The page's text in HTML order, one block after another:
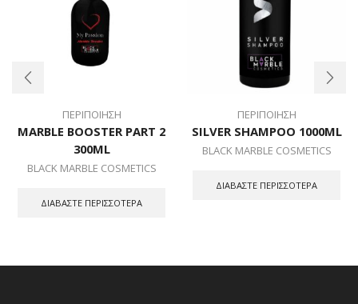
ΠΕΡΙΠΟΙΗΣΗ
MARBLE BOOSTER PART 2
300ML
BLACK MARBLE COSMETICS
ΔΙΑΒΆΣΤΕ ΠΕΡΙΣΣΌΤΕΡΑ
ΠΕΡΙΠΟΙΗΣΗ
SILVER SHAMPOO 1000ML
BLACK MARBLE COSMETICS
ΔΙΑΒΆΣΤΕ ΠΕΡΙΣΣΌΤΕΡΑ